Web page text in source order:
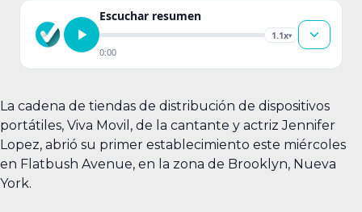
Escuchar resumen
1.1x▾
0:00
La cadena de tiendas de distribución de dispositivos
portátiles, Viva Movil, de la cantante y actriz Jennifer
Lopez, abrió su primer establecimiento este miércoles
en Flatbush Avenue, en la zona de Brooklyn, Nueva
York.